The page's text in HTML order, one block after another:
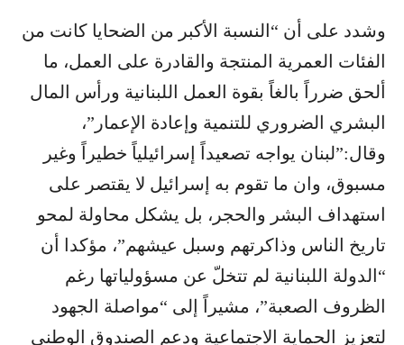
وشدد على أن “النسبة الأكبر من الضحايا كانت من
الفئات العمرية المنتجة والقادرة على العمل، ما
ألحق ضرراً بالغاً بقوة العمل اللبنانية ورأس المال
البشري الضروري للتنمية وإعادة الإعمار”،
وقال:”لبنان يواجه تصعيداً إسرائيلياً خطيراً وغير
مسبوق، وان ما تقوم به إسرائيل لا يقتصر على
استهداف البشر والحجر، بل يشكل محاولة لمحو
تاريخ الناس وذاكرتهم وسبل عيشهم”، مؤكدا أن
“الدولة اللبنانية لم تتخلّ عن مسؤولياتها رغم
الظروف الصعبة”، مشيراً إلى “مواصلة الجهود
لتعزيز الحماية الاجتماعية ودعم الصندوق الوطني